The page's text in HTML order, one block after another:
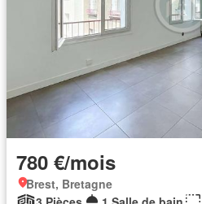
780 €/mois
Brest, Bretagne